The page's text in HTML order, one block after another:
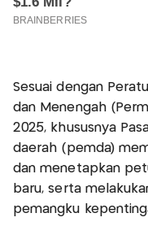
Sesuai dengan
dan Menengah
2025, khususnya
daerah (pemda)
dan menetapkan
baru, serta
pemangku